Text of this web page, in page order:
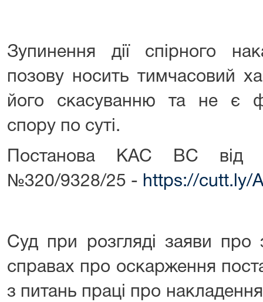
Зупинення дії спірного
позову носить тимчасовий
його скасуванню та не є
спору по суті.
Постанова КАС ВС від
№320/9328/25 - https://cutt.ly/
Суд при розгляді заяви про
справах про оскарження
з питань праці про